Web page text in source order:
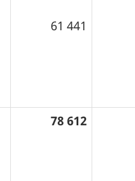
61 441
78 612